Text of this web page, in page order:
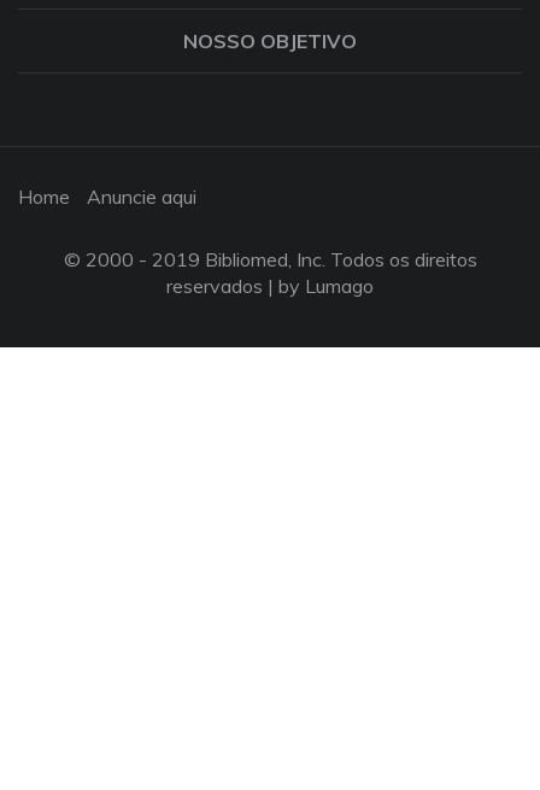
NOSSO OBJETIVO
Home Anuncie aqui
© 2000 - 2019 Bibliomed, Inc. Todos os direitos
reservados | by Lumago